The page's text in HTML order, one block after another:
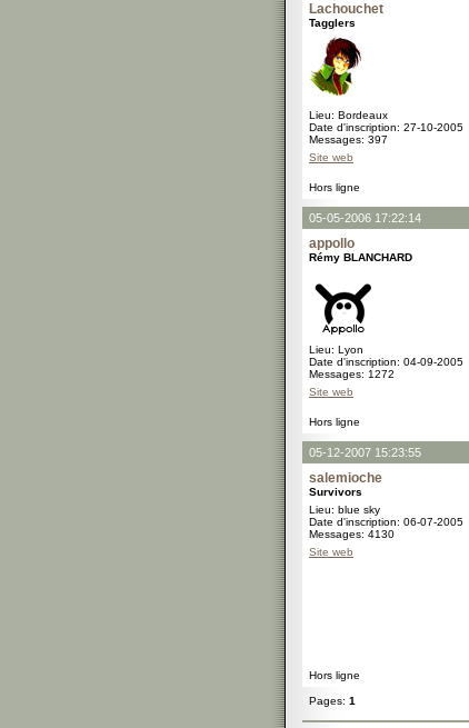
Lachouchet
Tagglers
Lieu: Bordeaux
Date d'inscription: 27-10-2005
Messages: 397
Site web
Hors ligne
05-05-2006 17:22:14
appollo
Rémy BLANCHARD
Lieu: Lyon
Date d'inscription: 04-09-2005
Messages: 1272
Site web
Hors ligne
05-12-2007 15:23:55
salemioche
Survivors
Lieu: blue sky
Date d'inscription: 06-07-2005
Messages: 4130
Site web
Hors ligne
Pages: 1